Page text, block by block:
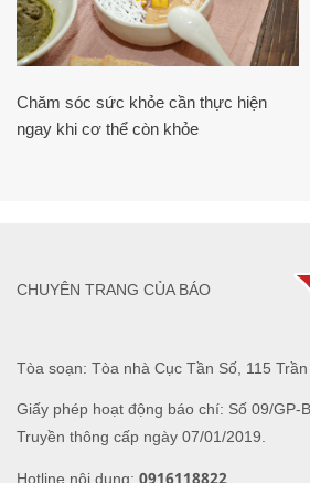
Chăm sóc sức khỏe cần thực hiện
ngay khi cơ thể còn khỏe
Tòa soạn: Tòa nhà Cục Tần Số, 115
Giấy phép hoạt động báo chí: Số 09/GP-
Truyền thông cấp ngày 07/01/2019.
Hotline nội dung: 0916118822
CHUYÊN TRANG CỦA BÁO